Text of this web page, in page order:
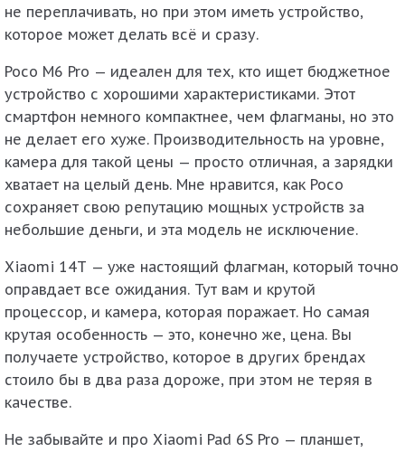
не переплачивать, но при этом иметь устройство,
которое может делать всё и сразу.
Poco M6 Pro — идеален для тех, кто ищет бюджетное
устройство с хорошими характеристиками. Этот
смартфон немного компактнее, чем флагманы, но это
не делает его хуже. Производительность на уровне,
камера для такой цены — просто отличная, а зарядки
хватает на целый день. Мне нравится, как Poco
сохраняет свою репутацию мощных устройств за
небольшие деньги, и эта модель не исключение.
Xiaomi 14T — уже настоящий флагман, который точно
оправдает все ожидания. Тут вам и крутой
процессор, и камера, которая поражает. Но самая
крутая особенность — это, конечно же, цена. Вы
получаете устройство, которое в других брендах
стоило бы в два раза дороже, при этом не теряя в
качестве.
Не забывайте и про Xiaomi Pad 6S Pro — планшет,